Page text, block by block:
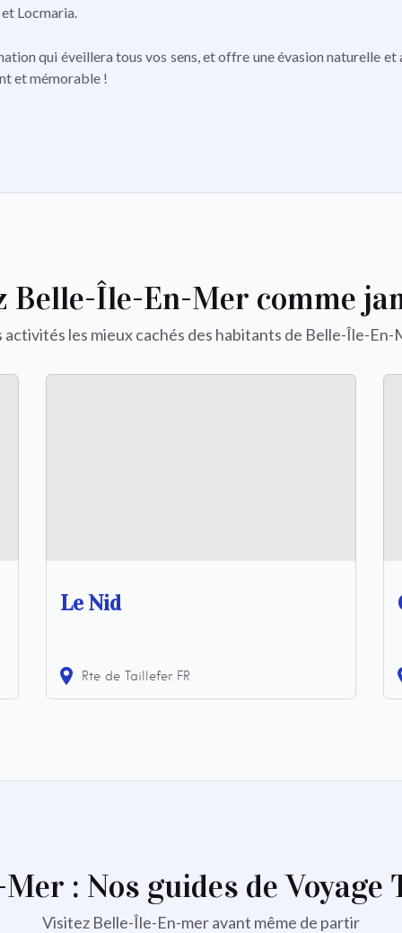
Locmaria.
qui éveillera tous vos sens, et offre une évasion naturelle
et mémorable !
Belle-Île-En-Mer comme
activités les mieux cachés des habitants de Belle-Île-En-
Le Nid
Rte de Taillefer FR
: Nos guides de Voyage
Visitez Belle-Île-En-mer avant même de partir